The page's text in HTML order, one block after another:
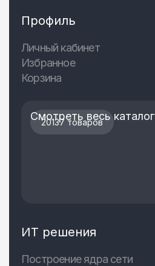
Профиль
Личный кабинет
Избранное
Корзина
20137 товаров
Смотреть весь каталог
ИТ решения
Построение ядра сети